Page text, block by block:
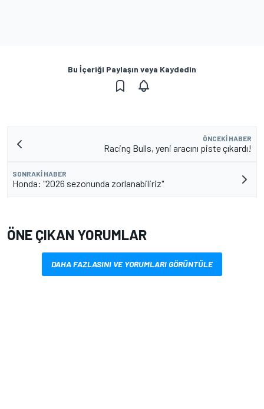
Bu İçeriği Paylaşın veya Kaydedin
ÖNCEKI HABER
Racing Bulls, yeni aracını piste çıkardı!
SONRAKI HABER
Honda: "2026 sezonunda zorlanabiliriz"
ÖNE ÇIKAN YORUMLAR
DAHA FAZLASINI VE YORUMLARI GÖRÜNTÜLE